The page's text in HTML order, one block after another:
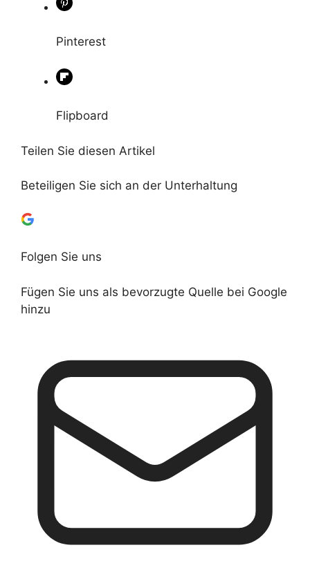
Pinterest
Flipboard
Teilen Sie diesen Artikel
Beteiligen Sie sich an der Unterhaltung
Folgen Sie uns
Fügen Sie uns als bevorzugte Quelle bei Google
hinzu